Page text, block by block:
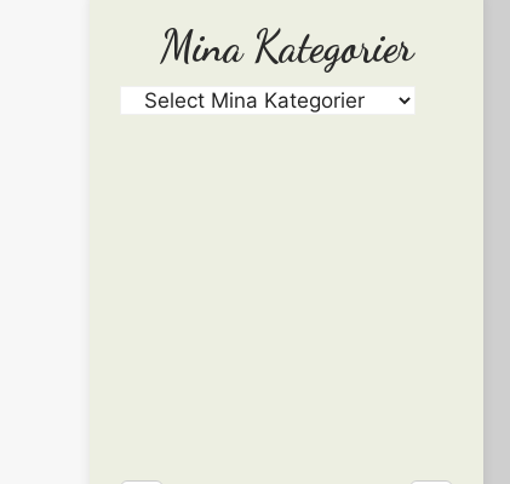
Mina Kategorier